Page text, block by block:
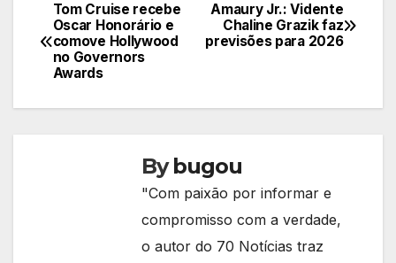
Navegação
de
Amaury Jr.: Vidente
Chaline Grazik faz
previsões para 2026
Tom Cruise recebe
Oscar Honorário e
comove Hollywood
no Governors
Awards
Bybugou
"Com paixão por informar e
compromisso com a verdade,
o autor do 70 Notícias traz